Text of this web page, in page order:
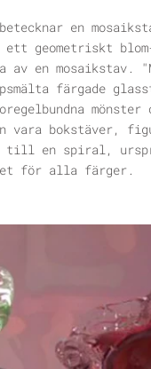
en
geometriskt
av en mosaikstav.
färgade
mönster
bokstäver,
till en spiral,
för alla färger.